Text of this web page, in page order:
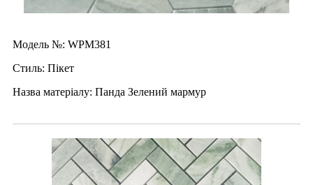
Модель №: WPM381
Стиль: Пікет
Назва матеріалу: Панда Зелений мармур